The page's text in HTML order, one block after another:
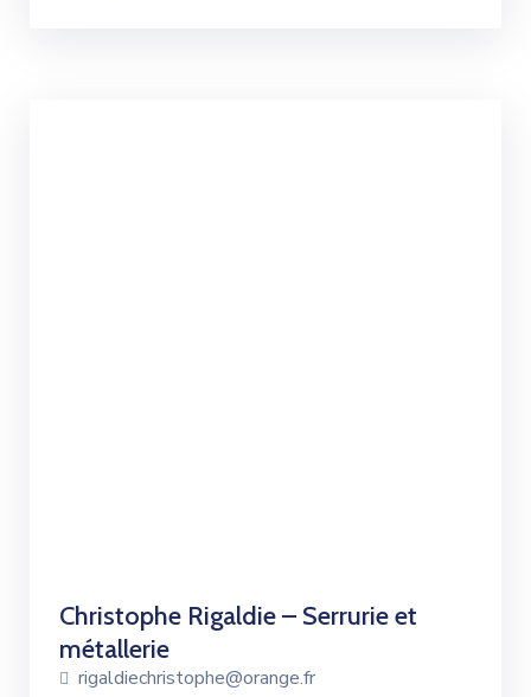
Christophe Rigaldie – Serrurie et
métallerie
rigaldiechristophe@orange.fr